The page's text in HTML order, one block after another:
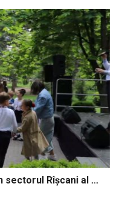
sectorul Rîșcani al ...